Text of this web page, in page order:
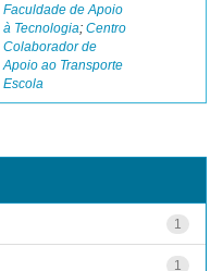
Faculdade de Apoio
à Tecnologia; Centro
Colaborador de
Apoio ao Transporte
Escola
1
1